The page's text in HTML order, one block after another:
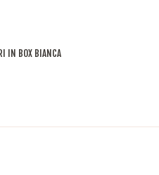
IN BOX BIANCA